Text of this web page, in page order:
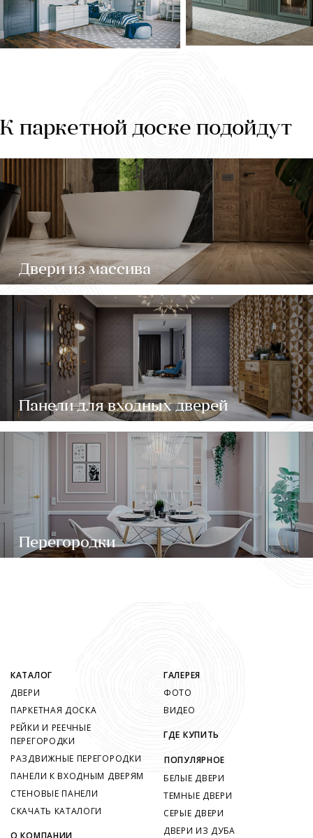
К паркетной доске подойдут
Двери из массива
Панели для входных дверей
Перегородки
КАТАЛОГ
ДВЕРИ
ПАРКЕТНАЯ ДОСКА
РЕЙКИ И РЕЕЧНЫЕ
ПЕРЕГОРОДКИ
РАЗДВИЖНЫЕ ПЕРЕГОРОДКИ
ПАНЕЛИ К ВХОДНЫМ ДВЕРЯМ
СТЕНОВЫЕ ПАНЕЛИ
СКАЧАТЬ КАТАЛОГИ
О КОМПАНИИ
ГАЛЕРЕЯ
ФОТО
ВИДЕО
ГДЕ КУПИТЬ
ПОПУЛЯРНОЕ
БЕЛЫЕ ДВЕРИ
ТЕМНЫЕ ДВЕРИ
СЕРЫЕ ДВЕРИ
ДВЕРИ ИЗ ДУБА